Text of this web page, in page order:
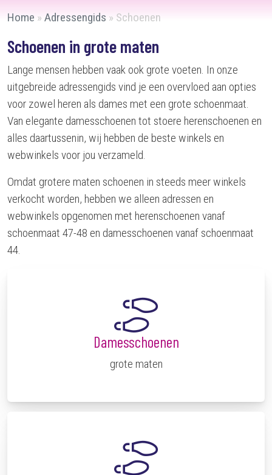
Home » Adressengids » Schoenen
Schoenen in grote maten
Lange mensen hebben vaak ook grote voeten. In onze
uitgebreide adressengids vind je een overvloed aan opties
voor zowel heren als dames met een grote schoenmaat.
Van elegante damesschoenen tot stoere herenschoenen en
alles daartussenin, wij hebben de beste winkels en
webwinkels voor jou verzameld.
Omdat grotere maten schoenen in steeds meer winkels
verkocht worden, hebben we alleen adressen en
webwinkels opgenomen met herenschoenen vanaf
schoenmaat 47-48 en damesschoenen vanaf schoenmaat
44.
Damesschoenen
grote maten